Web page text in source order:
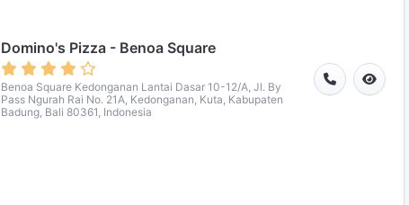
Domino's Pizza - Benoa Square
Benoa Square Kedonganan Lantai Dasar 10-12/A, Jl. By
Pass Ngurah Rai No. 21A, Kedonganan, Kuta, Kabupaten
Badung, Bali 80361, Indonesia